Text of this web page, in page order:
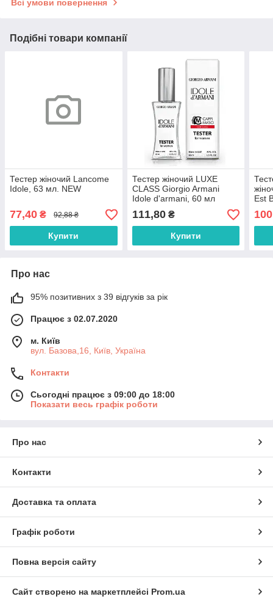
Всі умови повернення
Подібні товари компанії
Тестер жіночий Lancome
Idole, 63 мл. NEW
77,40 ₴ 92,88 ₴
Купити
Тестер жіночий LUXE
CLASS Giorgio Armani
Idole d'armani, 60 мл
111,80₴
Купити
Est
Про нас
95% позитивних з 39 відгуків за рік
Працює з 02.07.2020
м. Київ
вул. Базова,16, Київ, Україна
Контакти
Сьогодні працює з 09:00 до 18:00
Показати весь графік роботи
Про нас
Контакти
Доставка та оплата
Графік роботи
Повна версія сайту
Сайт створено на маркетплейсі Prom.ua